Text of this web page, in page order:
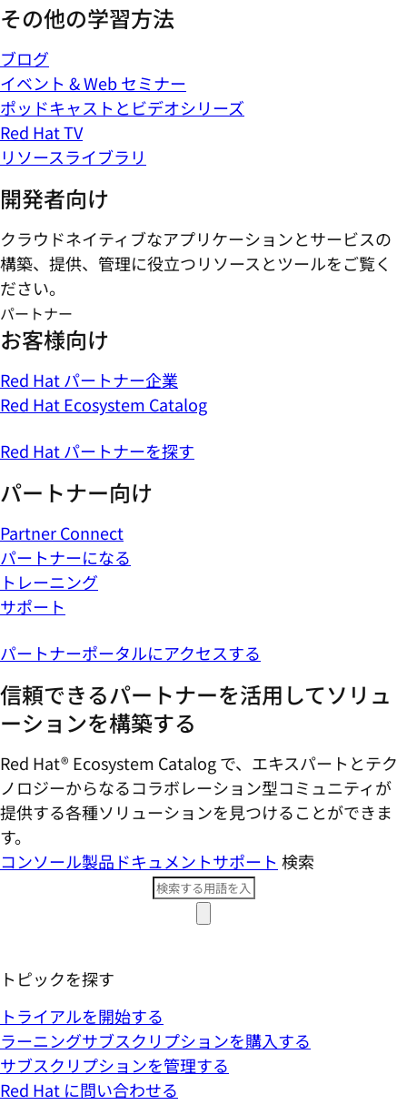
その他の学習方法
ブログ
イベント & Web セミナー
ポッドキャストとビデオシリーズ
Red Hat TV
リソースライブラリ
開発者向け
クラウドネイティブなアプリケーションとサービスの
構築、提供、管理に役立つリソースとツールをご覧く
ださい。
パートナー
お客様向け
Red Hat パートナー企業
Red Hat Ecosystem Catalog
Red Hat パートナーを探す
パートナー向け
Partner Connect
パートナーになる
トレーニング
サポート
パートナーポータルにアクセスする
信頼できるパートナーを活用してソリュ
ーションを構築する
Red Hat® Ecosystem Catalog で、エキスパートとテク
ノロジーからなるコラボレーション型コミ​ュニティが
提供する各種ソリューションを見つけることができま
す。
コンソール製品ドキュメントサポート 検索
トピックを探す
トライアルを開始する
ラーニングサブスクリプションを購入する
サブスクリプションを管理する
Red Hat に問い合わせる